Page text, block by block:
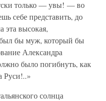
только — увы! — во
себе представить, до
эта высокая,
бы муж, который бы
Александра
было погибнуть, как
Руси!..»
солнца